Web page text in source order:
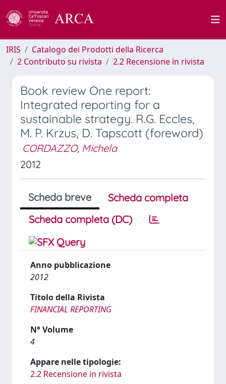
IRIS
Catalogo dei Prodotti della Ricerca
2 Contributo su rivista
2.2 Recensione in rivista
Book review One report:
Integrated reporting for a
sustainable strategy. R.G. Eccles,
M. P. Krzus, D. Tapscott (foreword)
CORDAZZO, Michela
2012
Scheda breve
Scheda completa
Scheda completa (DC)
Anno pubblicazione
2012
Titolo della Rivista
FINANCIAL REPORTING
N° Volume
4
Appare nelle tipologie:
2.2 Recensione in rivista